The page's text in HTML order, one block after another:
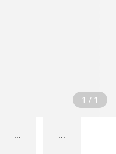
1 / 1
... ...